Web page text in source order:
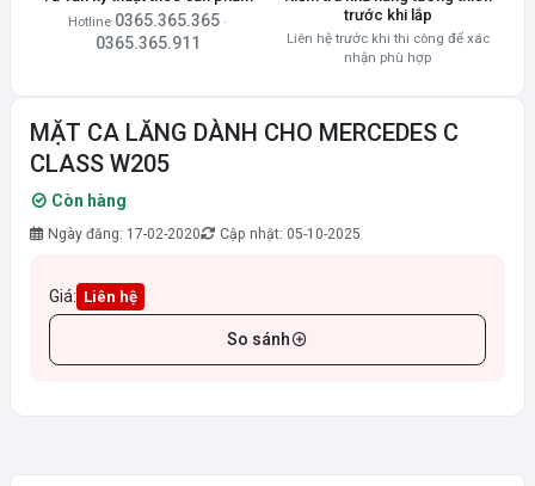
Hotline 0365.365.365 ·
0365.365.911
trước khi lắp
Liên hệ trước khi thi công để xác
nhận phù hợp
MẶT CA LĂNG DÀNH CHO MERCEDES C
CLASS W205
Còn hàng
Ngày đăng: 17-02-2020 Cập nhật: 05-10-2025
Giá: Liên hệ
So sánh